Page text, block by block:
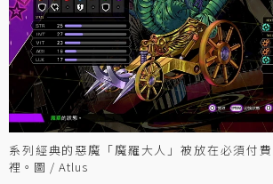
系列經典的惡魔「魔羅大人」被放在必須付
裡。圖 / Atlus